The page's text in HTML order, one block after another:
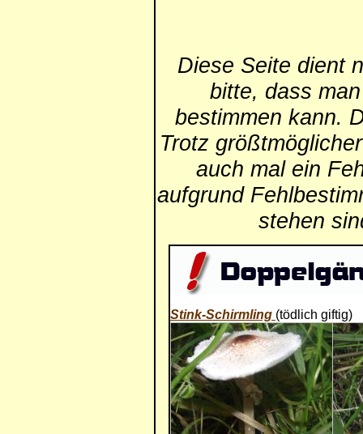
Diese Seite dient
bitte, dass
bestimmen kann.
Trotz
auch mal ein
aufgrund
stehen
Stink-Schirmling (tödlich giftig)